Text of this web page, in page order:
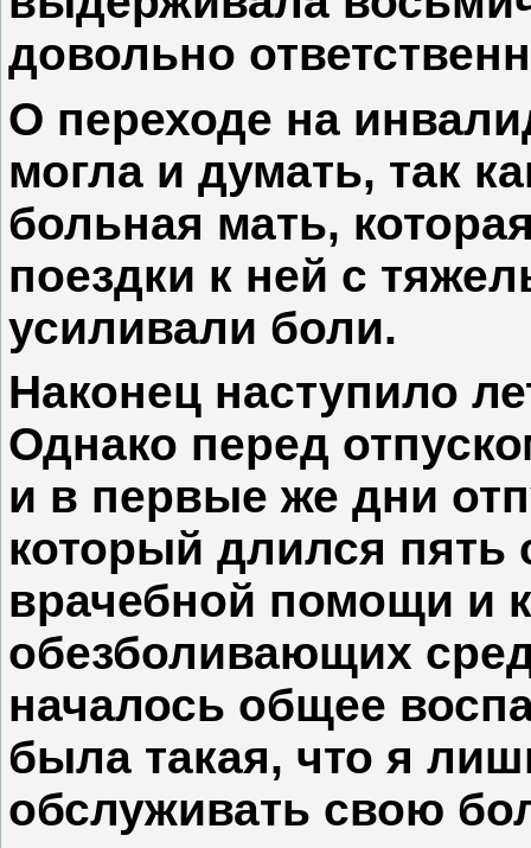
довольно
О переходе на
могла и думать, так
больная мать,
поездки к ней с
усиливали боли.
Наконец наступило
Однако перед
и в первые же дни
который длился пять
врачебной помощи и
обезболивающих
началось общее
была такая, что я
обслуживать свою